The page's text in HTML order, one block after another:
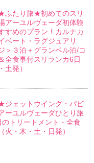
ふたり旅★初めてのスリ
アーユルヴェーダ初体験
すめのプラン！カルナカ
ベート・ラグジュアリ
＞３泊＋グランベル泊/コ
全食事付スリランカ6日
土発）
ジェットウイング・パビ
ーユルヴェーダひとり旅
トリートメント・全食
火・木・土・日発）